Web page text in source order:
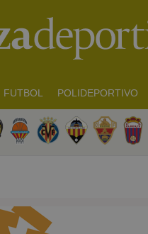
FUTBOL POLIDEPORTIVO